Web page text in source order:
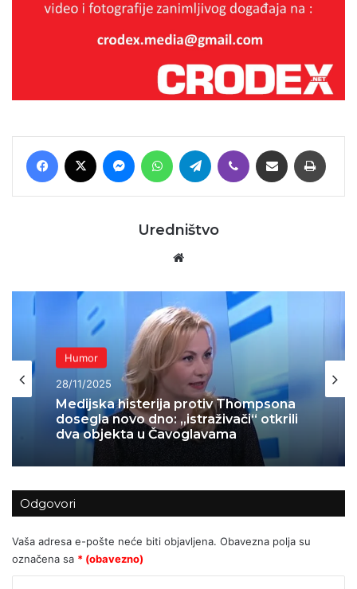
Facebook MessengerWhatsAppTelegram Viber Podijeli putem E-maila
Uredništvo
Humor
28/11/2025
Medijska histerija protiv Thompsona
dosegla novo dno: „istraživači“ otkrili
dva objekta u Čavoglavama
Odgovori
Vaša adresa e-pošte neće biti objavljena. Obavezna polja su
označena sa * (obavezno)